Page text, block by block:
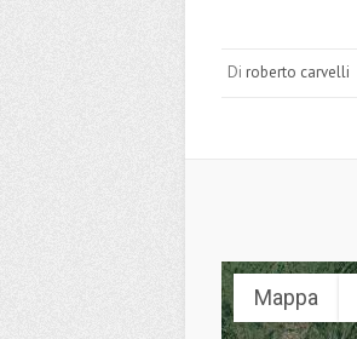
Di roberto carvelli
Mappa